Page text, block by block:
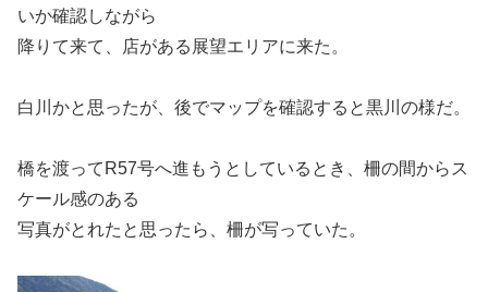
いか確認しながら
降りて来て、店がある展望エリアに来た。
白川かと思ったが、後でマップを確認すると黒川の様だ。
橋を渡ってR57号へ進もうとしているとき、柵の間からス
ケール感のある
写真がとれたと思ったら、柵が写っていた。